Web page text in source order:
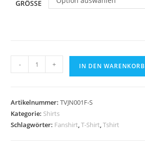
GRÖSSE
Shirt
James
&
Nicholson
- + IN DEN WARENKORB
Artikelnummer:TVJN001F-S
Kategorie: Shirts
Schlagwörter: Fanshirt,T-Shirt,Tshirt